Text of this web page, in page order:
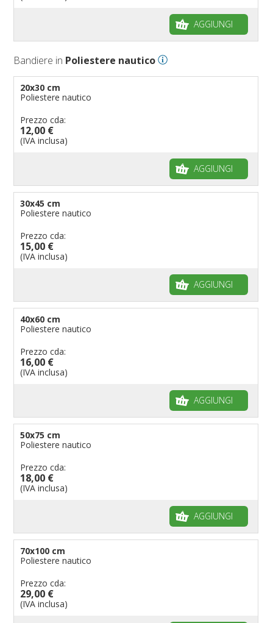
Bandiere per eventi religiosi
Bandiere per ambasciate
Bandiere per riserve naturali e parchi
Bandiere per musicisti
pennoni per bandiere
AGGIUNGI
Bandiere in Poliestere nautico
20x30 cm
Poliestere nautico
Prezzo cda:
12,00 €
(IVA inclusa)
AGGIUNGI
30x45 cm
Poliestere nautico
Prezzo cda:
15,00 €
(IVA inclusa)
AGGIUNGI
40x60 cm
Poliestere nautico
Prezzo cda:
16,00 €
(IVA inclusa)
AGGIUNGI
50x75 cm
Poliestere nautico
Prezzo cda:
18,00 €
(IVA inclusa)
AGGIUNGI
70x100 cm
Poliestere nautico
Prezzo cda:
29,00 €
(IVA inclusa)